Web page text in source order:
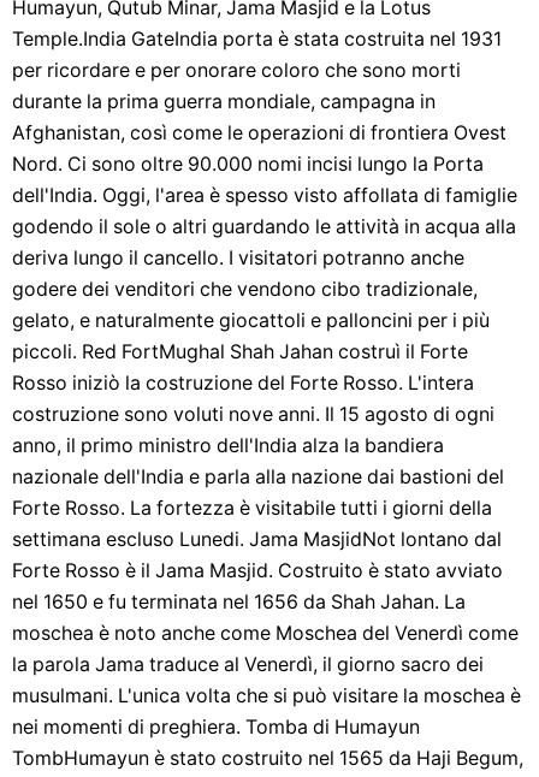
Humayun, Qutub Minar, Jama Masjid e la Lotus
Temple.India GateIndia porta è stata costruita nel 1931
per ricordare e per onorare coloro che sono morti
durante la prima guerra mondiale, campagna in
Afghanistan, così come le operazioni di frontiera Ovest
Nord. Ci sono oltre 90.000 nomi incisi lungo la Porta
dell'India. Oggi, l'area è spesso visto affollata di famiglie
godendo il sole o altri guardando le attività in acqua alla
deriva lungo il cancello. I visitatori potranno anche
godere dei venditori che vendono cibo tradizionale,
gelato, e naturalmente giocattoli e palloncini per i più
piccoli. Red FortMughal Shah Jahan costruì il Forte
Rosso iniziò la costruzione del Forte Rosso. L'intera
costruzione sono voluti nove anni. Il 15 agosto di ogni
anno, il primo ministro dell'India alza la bandiera
nazionale dell'India e parla alla nazione dai bastioni del
Forte Rosso. La fortezza è visitabile tutti i giorni della
settimana escluso Lunedi. Jama MasjidNot lontano dal
Forte Rosso è il Jama Masjid. Costruito è stato avviato
nel 1650 e fu terminata nel 1656 da Shah Jahan. La
moschea è noto anche come Moschea del Venerdì come
la parola Jama traduce al Venerdì, il giorno sacro dei
musulmani. L'unica volta che si può visitare la moschea è
nei momenti di preghiera. Tomba di Humayun
TombHumayun è stato costruito nel 1565 da Haji Begum,